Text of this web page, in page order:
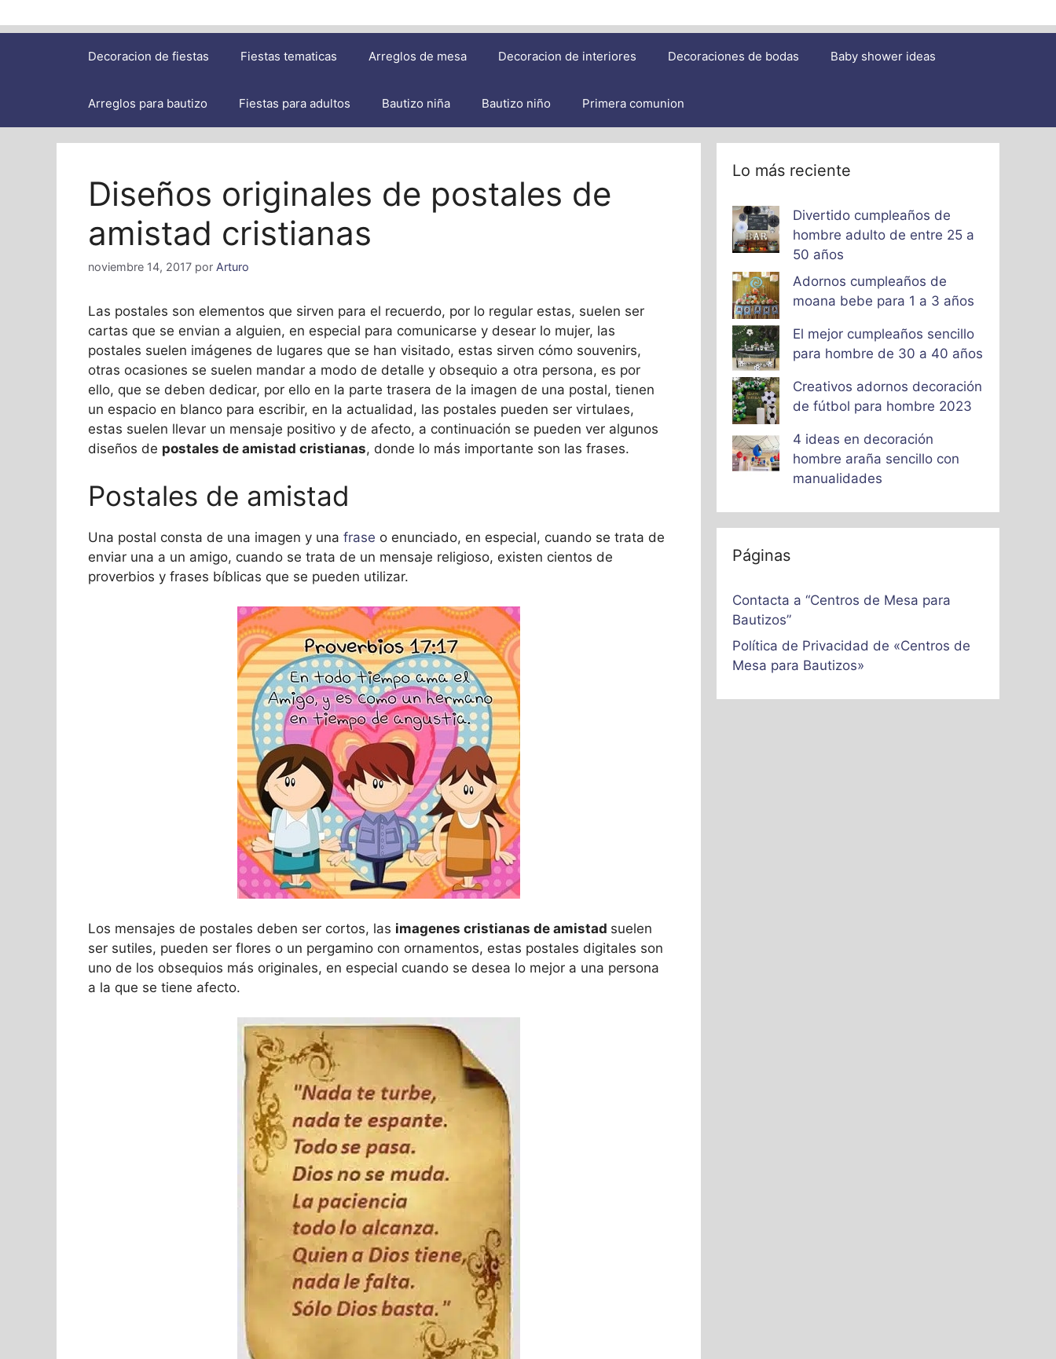
Decoracion de fiestas Fiestas tematicas Arreglos de mesa Decoracion de interiores Decoraciones de bodas Baby shower ideas
Arreglos para bautizo Fiestas para adultos Bautizo niña Bautizo niño Primera comunion
Diseños originales de postales de
amistad cristianas
noviembre 14, 2017 por Arturo
Las postales son elementos que sirven para el recuerdo, por lo regular estas, suelen ser
cartas que se envian a alguien, en especial para comunicarse y desear lo mujer, las
postales suelen imágenes de lugares que se han visitado, estas sirven cómo souvenirs,
otras ocasiones se suelen mandar a modo de detalle y obsequio a otra persona, es por
ello, que se deben dedicar, por ello en la parte trasera de la imagen de una postal, tienen
un espacio en blanco para escribir, en la actualidad, las postales pueden ser virtulaes,
estas suelen llevar un mensaje positivo y de afecto, a continuación se pueden ver algunos
diseños de postales de amistad cristianas, donde lo más importante son las frases.
Postales de amistad
Una postal consta de una imagen y una frase o enunciado, en especial, cuando se trata de
enviar una a un amigo, cuando se trata de un mensaje religioso, existen cientos de
proverbios y frases bíblicas que se pueden utilizar.
Los mensajes de postales deben ser cortos, las imagenes cristianas de amistad suelen
ser sutiles, pueden ser flores o un pergamino con ornamentos, estas postales digitales son
uno de los obsequios más originales, en especial cuando se desea lo mejor a una persona
a la que se tiene afecto.
Lo más reciente
Divertido cumpleaños de
hombre adulto de entre 25 a
50 años
Adornos cumpleaños de
moana bebe para 1 a 3 años
El mejor cumpleaños sencillo
para hombre de 30 a 40 años
Creativos adornos decoración
de fútbol para hombre 2023
4 ideas en decoración
hombre araña sencillo con
manualidades
Páginas
Contacta a “Centros de Mesa para
Bautizos”
Política de Privacidad de «Centros de
Mesa para Bautizos»